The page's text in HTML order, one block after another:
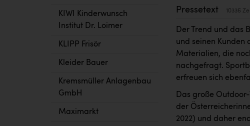
KIWI Kinderwunsch
Institut Dr. Loimer
KLIPP Frisör
Kleider Bauer
Kremsmüller Anlagenbau
GmbH
Maximarkt
Pressetext 10336
Der Trend und das
und seinen Kunden
Materialien, die
nachgefragt.
erfreuen sich
Das große
der
2022) und daher